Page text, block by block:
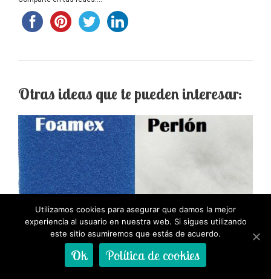
Otras ideas que te pueden interesar:
Mejor Perlón Acuario
Utilizamos cookies para asegurar que damos la mejor
experiencia al usuario en nuestra web. Si sigues utilizando
este sitio asumiremos que estás de acuerdo.
Ok Política de cookies